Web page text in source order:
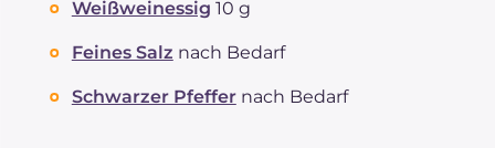
Weißweinessig 10 g
Feines Salz nach Bedarf
Schwarzer Pfeffer nach Bedarf